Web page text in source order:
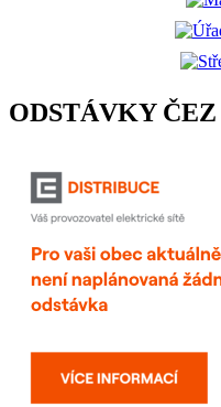
ODSTÁVKY ČEZ